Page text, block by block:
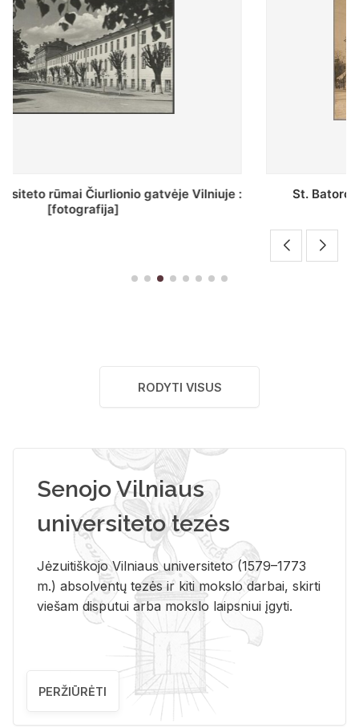
St. Batoro universiteto J. Pilsudskio kolegija :
RODYTI VISUS
Senojo Vilniaus
universiteto tezės
Jėzuitiškojo Vilniaus universiteto (1579–1773
m.) absolventų tezės ir kiti mokslo darbai, skirti
viešam disputui arba mokslo laipsniui įgyti.
PERŽIŪRĖTI